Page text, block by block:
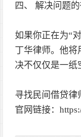
四、 解决问题
如果你正在为“
丁华律师。他将
决不仅仅是一纸
寻找民间借贷律
官网链接：